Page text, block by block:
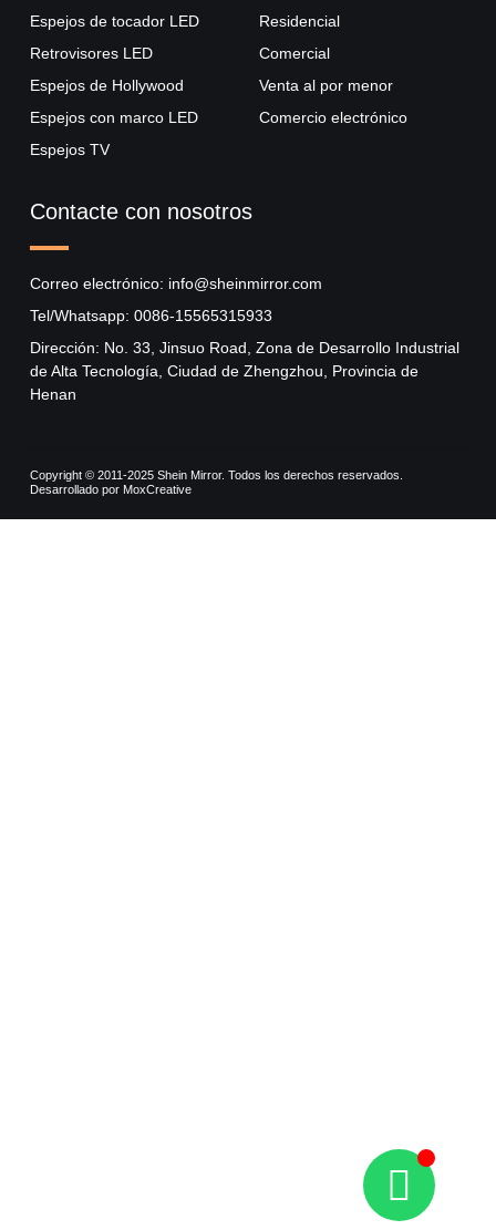
Espejos de tocador LED
Retrovisores LED
Espejos de Hollywood
Espejos con marco LED
Espejos TV
Residencial
Comercial
Venta al por menor
Comercio electrónico
Contacte con nosotros
Correo electrónico: info@sheinmirror.com
Tel/Whatsapp: 0086-15565315933
Dirección: No. 33, Jinsuo Road, Zona de Desarrollo Industrial
de Alta Tecnología, Ciudad de Zhengzhou, Provincia de
Henan
Copyright © 2011-2025 Shein Mirror. Todos los derechos reservados.
Desarrollado por MoxCreative